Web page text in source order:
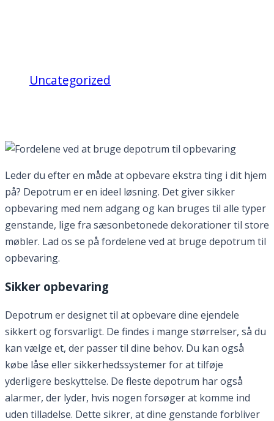
Uncategorized
Leder du efter en måde at opbevare ekstra ting i dit hjem
på? Depotrum er en ideel løsning. Det giver sikker
opbevaring med nem adgang og kan bruges til alle typer
genstande, lige fra sæsonbetonede dekorationer til store
møbler. Lad os se på fordelene ved at bruge depotrum til
opbevaring.
Sikker opbevaring
Depotrum er designet til at opbevare dine ejendele
sikkert og forsvarligt. De findes i mange størrelser, så du
kan vælge et, der passer til dine behov. Du kan også
købe låse eller sikkerhedssystemer for at tilføje
yderligere beskyttelse. De fleste depotrum har også
alarmer, der lyder, hvis nogen forsøger at komme ind
uden tilladelse. Dette sikrer, at dine genstande forbliver